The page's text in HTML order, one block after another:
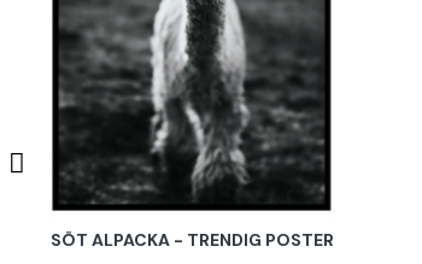
SÖT ALPACKA - TRENDIG POSTER